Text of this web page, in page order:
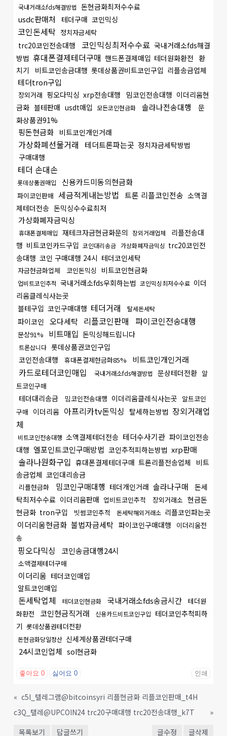
국내거래소fds해결방법 돈현금화최저수수료
usdc판매처 테더구매 코인믹싱
코인돈세탁 정치자금세탁
trc20코인전송대행 코인믹싱최저수수료 국내거래소fds해결
방법 휴대폰결제테더구매 핸드폰결제매입 테더원화환전 환
치기
비트코인송금대행 롯데상품권비트코인구입 리플송금업체
테더tron구입
장외거래 핑오다믹싱 xrp전송대행 밈코인전송대행 이더리움현
금화 블테판매 usdt매입 모든코인현금화 솔라나전송대행
문
화상품권91%
핑돈현금화 비트코인개인거래
가상화폐선물거래 테더트론파는곳 정치자금세탁방법
구매대행
테더 손대손
롯데상품권매입 신용카드미동의현금화
파이코인판매 세금적게내는방법 트론 리플코인전송 소액결
제테더전송 돈믹싱수수료최저
가상화폐자금믹싱
휴대폰결제매입 재테크자금현금화문의 장외거래업체
리플전송대
행 비트코인카드구입 코인대리송금 가상화폐자금믹싱 trc20코인전
송대행 코인 구매대행 24시 테더코인세탁
자금현금화업체 코인돈믹싱 비트코인현금화
업비트코인추적 국내거래소fds우회하는법 코인믹싱최저수수료 이더
리움클레식사는곳
블테구입 코인구매대행 테더거래 탈세돈세탁
파이코인 오다세탁 리플코인판매 파이코인전송대행
문상91% 비트매입 돈믹싱해드립니다
트론삽니다 롯데상품권코인구입
코인전송대행
휴대폰결제현금화85% 비트코인개인거래
카드로테더코인매입 국내거래소fds해결방법 문상테더전환 알
트코인구매
테더대리송금 밈코인전송대행 이더리움클레식사는곳 알트코인
구매 이더리움 아프리카tv돈믹싱 탈세하는방법 장외거래업
체
비트코인전송대행 소액결제테더전송 테더수사기관 파이코인전송
대행 엘포인트코인구매방법 코인추적피하는방법 xrp판매
솔라나원화구입 휴대폰결제테더구매 트론리플전송업체 비트
송금업체 코인대리송금
리플현금화 밈코인구매대행 테더개인거래 솔라나구매
돈세
탁최저수수료 이더리움판매 업비트코인추적 장외거래소 현금돈
현금화 tron구입 빗썸코인추적 돈세탁해외거래소 리플코인파는곳
이더리움현금화 불법자금세탁 파이코인구매대행
이더리움전
송
핑오다믹싱 코인송금대행24시
소액결제테더구매
이더리움 테더코인매입
알트코인매입
돈세탁업체 테더코인현금화 국내거래소fds송금시간
테더원
화환전
코인현금직거래 신용카드비트코인구입 테더코인추척피하
기 롯데상품권테더전환
돈현금화당일정산 신세계상품권테더구매
24시코인업체 sol현금화
좋아요 0 싫어요 0 인쇄
« c5I_텔레그램@bitcoinsyri 리플현금화 리플코인판매_t4H
c3Q_텔레@UPCOIN24 trc20구매대행 trc20전송대행_k7T
»
목록보기
답글쓰기 글수정 글삭제